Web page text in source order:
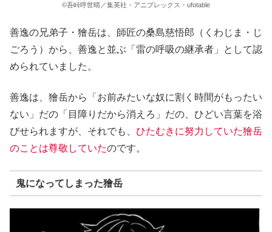
©吾峠呼世晴／集英社・アニプレックス・ufotable
善逸の兄弟子・獪岳は、師匠の桑島慈悟郎（くわじま・じ
ごろう）から、善逸と並ぶ「雷の呼吸の継承者」として認
められていました。
善逸は、獪岳から「お前みたいな奴に割く時間がもったい
ない」だの「目障りだから消えろ」だの、ひどい言葉を浴
びせられますが、それでも、 ひたむきに努力していた獪岳
のことは尊敬していたのです。
鬼になってしまった獪岳